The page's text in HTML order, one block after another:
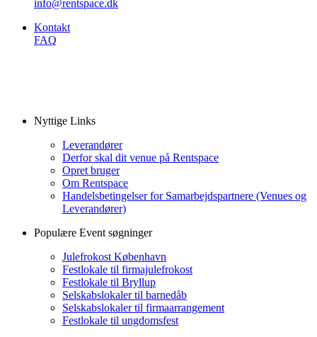
info@rentspace.dk
Kontakt
FAQ
Nyttige Links
Leverandører
Derfor skal dit venue på Rentspace
Opret bruger
Om Rentspace
Handelsbetingelser for Samarbejdspartnere (Venues og
Leverandører)
Populære Event søgninger
Julefrokost København
Festlokale til firmajulefrokost
Festlokale til Bryllup
Selskabslokaler til barnedåb
Selskabslokaler til firmaarrangement
Festlokale til ungdomsfest